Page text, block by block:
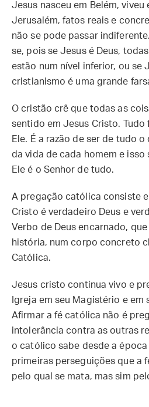
Jesus nasceu em Belém, viveu
Jerusalém, fatos reais e
não se pode passar
se, pois se Jesus é Deus,
estão num nível inferior, ou se
cristianismo é uma grande
O cristão crê que todas as
sentido em Jesus Cristo.
Ele. É a razão de ser de tudo
da vida de cada homem e
Ele é o Senhor de tudo.
A pregação católica consiste
Cristo é verdadeiro Deus e
Verbo de Deus encarnado,
história, num corpo concreto
Católica.
Jesus cristo continua vivo e
Igreja em seu Magistério e em
Afirmar a fé católica não é
intolerância contra as outras
o católico sabe desde a
primeiras perseguições que a
pelo qual se mata, mas sim